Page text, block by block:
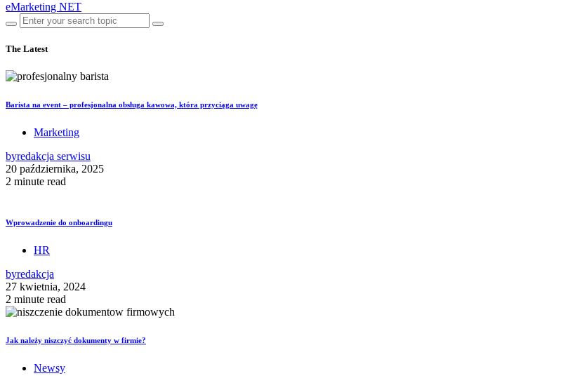
eMarketing NET
The Latest
Barista na event – profesjonalna obsługa kawowa, która przyciąga uwagę
Marketing
byredakcja serwisu
20 października, 2025
2 minute read
Wprowadzenie do onboardingu
HR
byredakcja
27 kwietnia, 2024
2 minute read
Jak należy niszczyć dokumenty w firmie?
Newsy